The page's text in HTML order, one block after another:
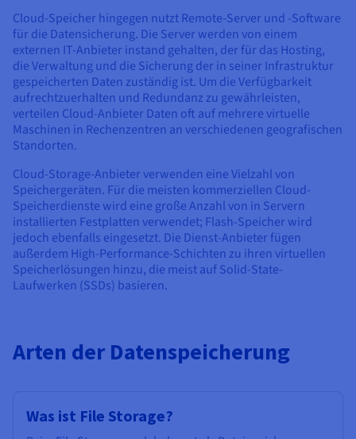
Cloud-Speicher hingegen nutzt Remote-Server und -Software
für die Datensicherung. Die Server werden von einem
externen IT-Anbieter instand gehalten, der für das Hosting,
die Verwaltung und die Sicherung der in seiner Infrastruktur
gespeicherten Daten zuständig ist. Um die Verfügbarkeit
aufrechtzuerhalten und Redundanz zu gewährleisten,
verteilen Cloud-Anbieter Daten oft auf mehrere virtuelle
Maschinen in Rechenzentren an verschiedenen geografischen
Standorten.
Cloud-Storage-Anbieter verwenden eine Vielzahl von
Speichergeräten. Für die meisten kommerziellen Cloud-
Speicherdienste wird eine große Anzahl von in Servern
installierten Festplatten verwendet; Flash-Speicher wird
jedoch ebenfalls eingesetzt. Die Dienst-Anbieter fügen
außerdem High-Performance-Schichten zu ihren virtuellen
Speicherlösungen hinzu, die meist auf Solid-State-
Laufwerken (SSDs) basieren.
Arten der Datenspeicherung
Was ist File Storage?